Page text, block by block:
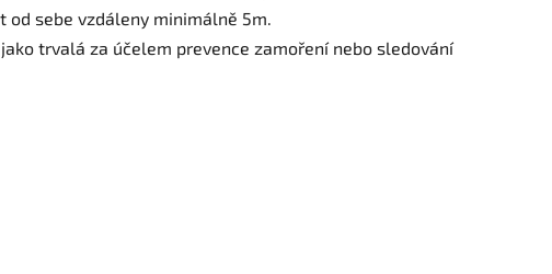
od sebe vzdáleny minimálně 5m.
trvalá za účelem prevence zamoření nebo sledování